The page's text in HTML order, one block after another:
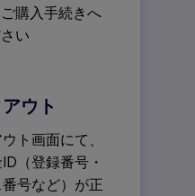
購入手続きへ
い
ウト
ト画面にて、
（登録番号・
号など）が正